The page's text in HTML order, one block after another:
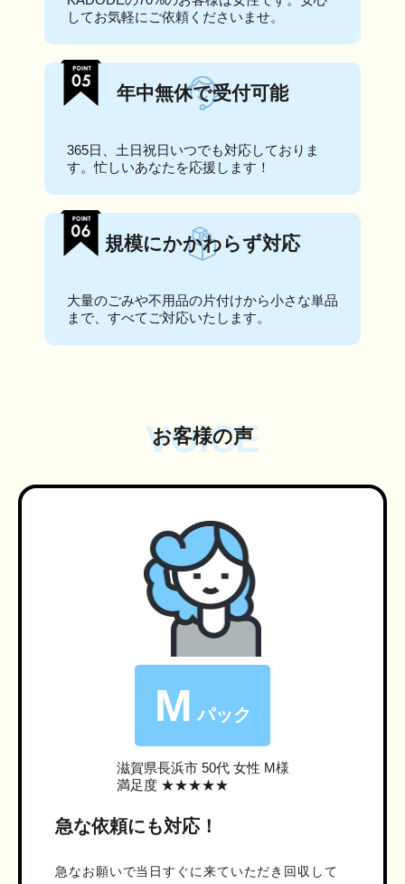
してお気軽にご依頼くださいませ。
年中無休で受付可能
365日、土日祝日いつでも対応しておりま
す。忙しいあなたを応援します！
規模にかかわらず対応
大量のごみや不用品の片付けから小さな単品
まで、すべてご対応いたします。
VOICE
お客様の声
M パック
滋賀県長浜市50代 女性 M様
満足度 ★★★★★
急な依頼にも対応！
急なお願いで当日すぐに来ていただき回収して